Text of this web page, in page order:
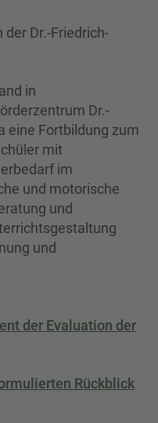
Dr.-Friedrich-
in
Dr.-
eine Fortbildung zum
mit
im
und motorische
und
und
der Evaluation der
Rückblick